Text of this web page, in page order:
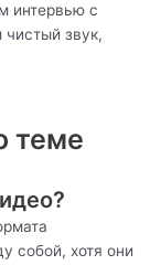
интервью с
звук,
теме
собой, хотя они